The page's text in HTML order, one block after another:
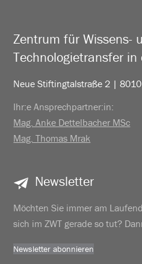
Zentrum für Wissens-
Technologietransfer in
Neue Stiftingtalstraße 2 | 8010
Ihr:e Ansprechpartner:in:
Mag. Anke Dettelbacher MSc
Mag. Thomas Mrak
Newsletter
Möchten Sie immer am
sich im ZWT gerade so tut?
Newsletter abonnieren